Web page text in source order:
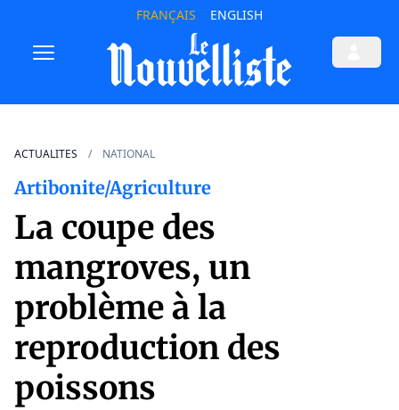
FRANÇAIS ENGLISH
ACTUALITES NATIONAL
Artibonite/Agriculture
La coupe des
mangroves, un
problème à la
reproduction des
poissons